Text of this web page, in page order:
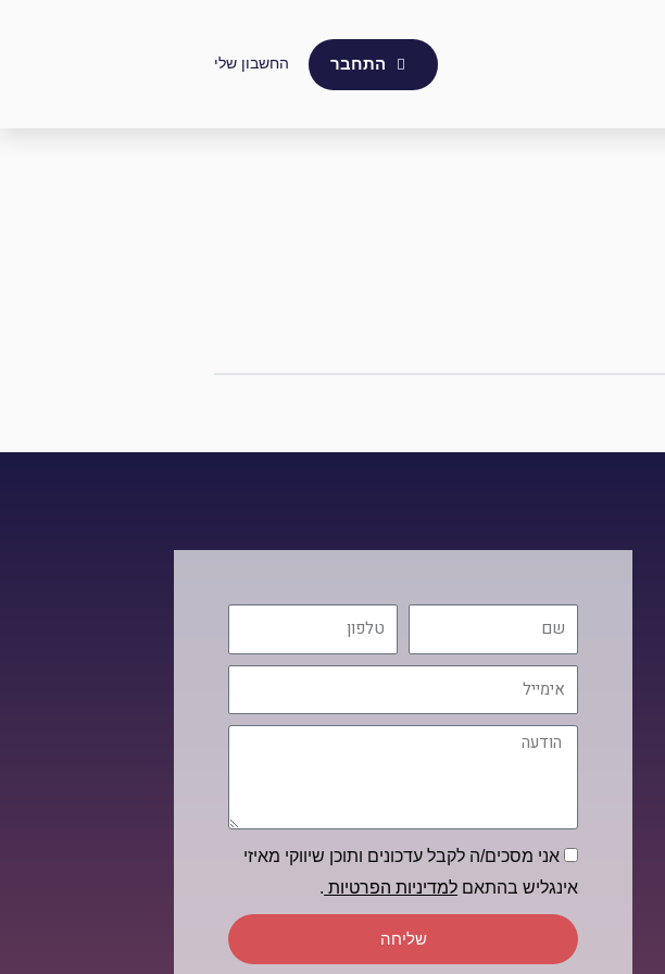
התחבר החשבון שלי
טלפון
הודעה
הסכמה
אני מסכים/ה לקבל עדכונים ותוכן שיווקי מאיזי
אינגליש בהתאם למדיניות הפרטיות .
שליחה